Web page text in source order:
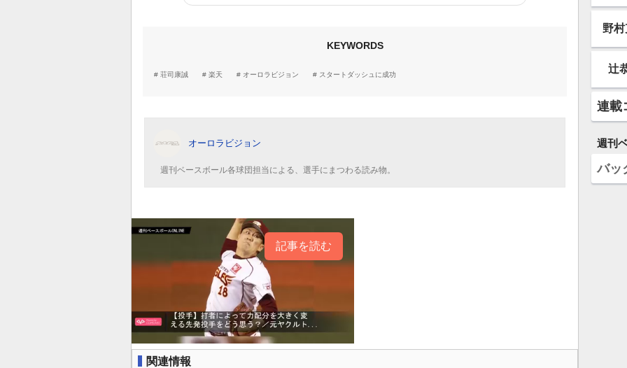
KEYWORDS
荘司康誠 楽天 オーロラビジョン スタートダッシュに成功
オーロラビジョン
週刊ベースボール各球団担当による、選手にまつわる読み物。
記事を読む
関連情報
野
辻
連載
週刊
バッ